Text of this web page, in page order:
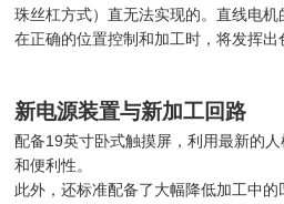
珠丝杠方式）直无法实现的。直线电机
在正确的位置控制和加工时，将发挥出
新电源装置与新加工回路
配备19英寸卧式触摸屏，利用最新的
和便利性。
此外，还标准配备了大幅降低加工中的